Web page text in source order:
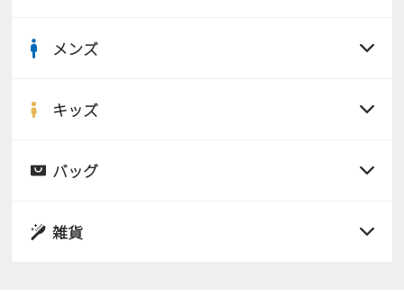
サンダル
スニーカー
メンズ
サンダル
キッズ
サンダル
バッグ
雑貨